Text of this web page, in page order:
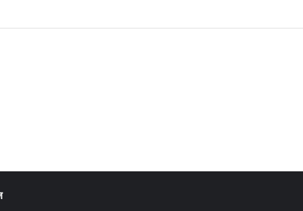
एक्सप्रेस, रेल मंत्री ने दी स्वीकृति